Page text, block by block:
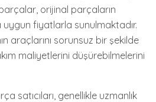
orijinal parçaların
fiyatlarla sunulmaktadır.
araçlarını sorunsuz bir şekilde
maliyetlerini düşürebilmelerini
satıcıları, genellikle uzmanlık